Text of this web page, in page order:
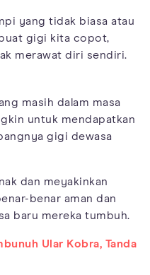
yang tidak biasa atau
gigi kita copot,
merawat diri sendiri.
masih dalam masa
untuk mendapatkan
gigi dewasa
dan meyakinkan
benar aman dan
baru mereka tumbuh.
Ular Kobra, Tanda